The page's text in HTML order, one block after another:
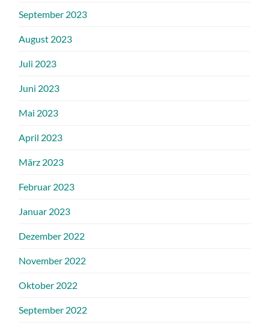
September 2023
August 2023
Juli 2023
Juni 2023
Mai 2023
April 2023
März 2023
Februar 2023
Januar 2023
Dezember 2022
November 2022
Oktober 2022
September 2022